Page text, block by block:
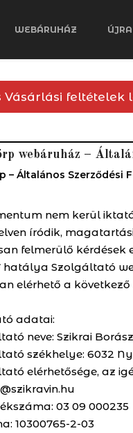
WEBÁRUHÁZ
Vásárlási feltételek
webáruház –
– Általános Szerződési
nem kerül
íródik,
felmerülő kérdések
hatálya Szolgáltató
elérhető a
adatai:
neve: Szikrai
székhelye: 6032
elérhetősége, az
03 09 000235
10300765-2-03